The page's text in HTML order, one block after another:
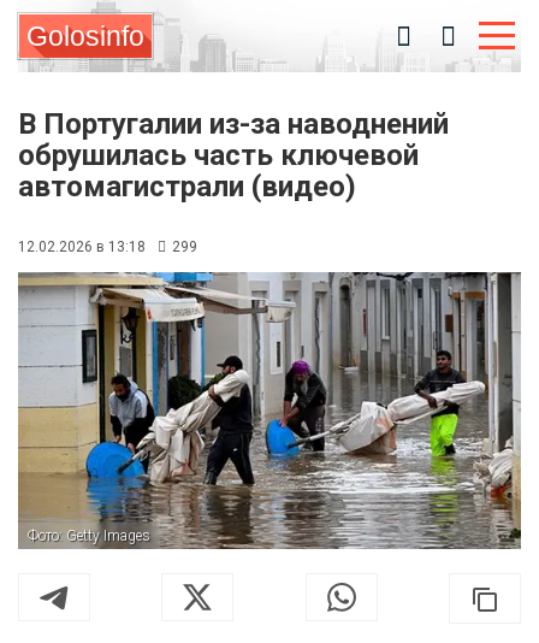
Golosinfo
В Португалии из-за наводнений
обрушилась часть ключевой
автомагистрали (видео)
12.02.2026 в 13:18 299
Фото: Getty Images